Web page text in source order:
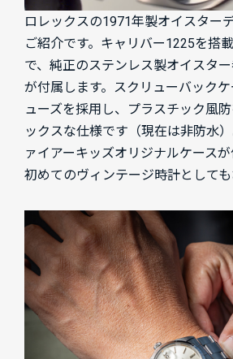
ロレックスの1971年製オイスター
ご紹介です。キャリバー1225を搭
で、純正のステンレス製オイスタ
が付属します。スクリューバック
ューズを採用し、プラスチック風
ックスな仕様です（現在は非防水
ァイアーキッズオリジナルケースが
初めてのヴィンテージ時計としても